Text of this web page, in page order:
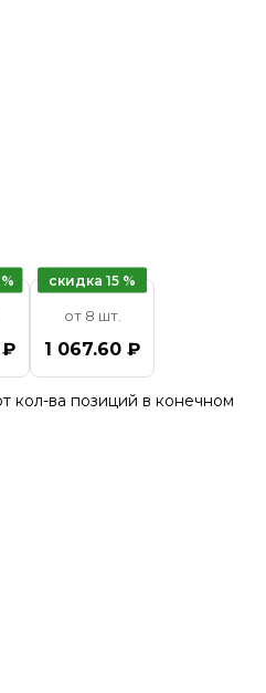
₽
скидка 15 %
от 8 шт.
1 067.60 ₽
кол-ва позиций в конечном